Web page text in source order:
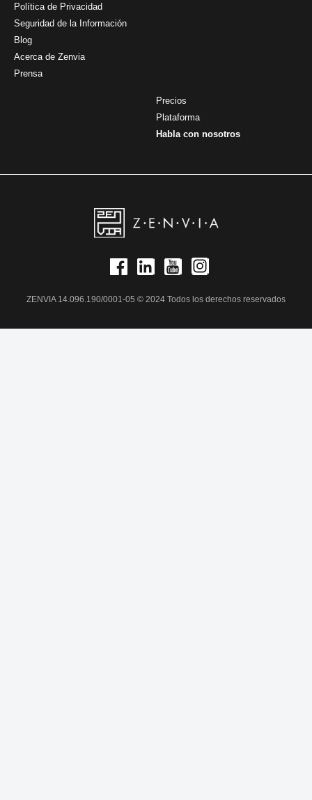
Política de Privacidad
Seguridad de la Información
Blog
Acerca de Zenvia
Prensa
Precios
Plataforma
Habla con nosotros
ZENVIA 14.096.190/0001-05 © 2024 Todos los derechos reservados